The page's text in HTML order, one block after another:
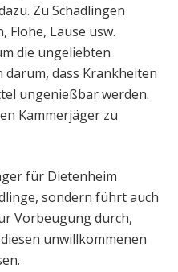
Zu Schädlingen
Flöhe, Läuse usw.
die ungeliebten
dass Krankheiten
ungenießbar werden.
Kammerjäger zu
für Dietenheim
sondern führt auch
Vorbeugung durch,
unwillkommenen